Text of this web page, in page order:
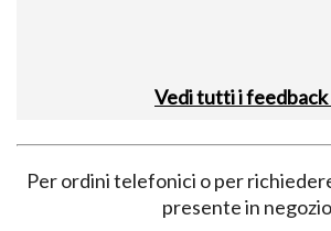
Vedi tutti i feedback
Per ordini telefonici o per
presente in negozio